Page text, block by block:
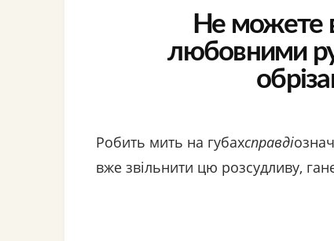
Не можете
любовними
Робить мить на губахсправді
вже звільнити цю розсудливу,